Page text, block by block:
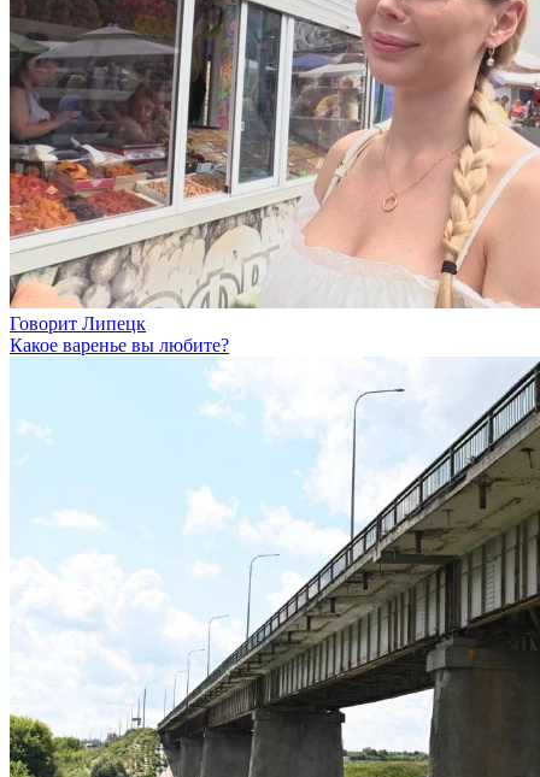
Говорит Липецк
Какое варенье вы любите?